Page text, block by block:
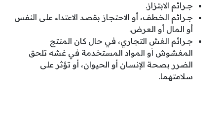
جـرائم الابتزاز.
جـرائم الخطف، أو الاحتجاز بقصد الاعتداء على النفس
أو المال أو العرض.
جـرائم الغش التجاري، في حال كان المنتج
المغشوش أو المواد المستخدمة في غشه تلحق
الضرر بصحة الإنسان أو الحيوان، أو تؤثر على
سلامتهما.